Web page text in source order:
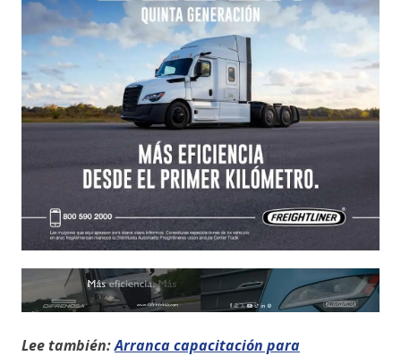
Lee también:Arranca capacitación para